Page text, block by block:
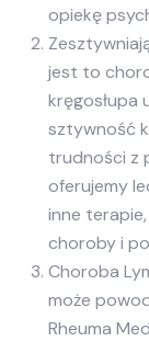
opiekę
jest to
kręgosłupa
sztywność
trudności z
oferujemy
inne
choroby i
Choroba
może
Rheuma